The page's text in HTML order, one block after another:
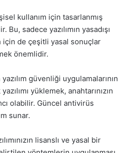
kullanım için tasarlanmış
sadece yazılımın yasadışı
için de çeşitli yasal sonuçlar
önemlidir.
güvenliği uygulamalarının
yüklemek, anahtarınızın
olabilir. Güncel antivirüs
sunar.
lisanslı ve yasal bir